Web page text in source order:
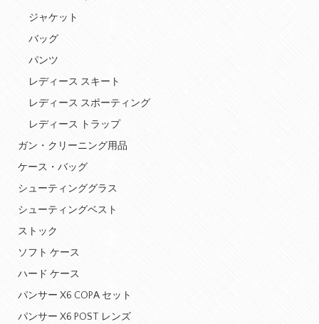
ジャケット
バッグ
パンツ
レディース スキート
レディース スポーティング
レディース トラップ
ガン・クリーニング用品
ケース・バッグ
シューティンググラス
シューティングベスト
ストック
ソフト ケース
ハード ケース
パンサー X6 COPA セット
パンサー X6 POST レンズ